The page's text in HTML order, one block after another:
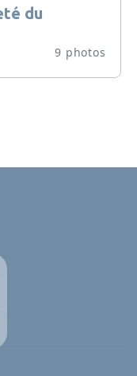
du
9 photos